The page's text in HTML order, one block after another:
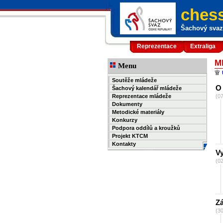
Šachový
Reprezentace Extraliga
Menu
Soutěže mládeže
Šachový kalendář mládeže
Reprezentace mládeže
Dokumenty
Metodické materiály
Konkurzy
Podpora oddílů a kroužků
Projekt KTCM
Kontakty